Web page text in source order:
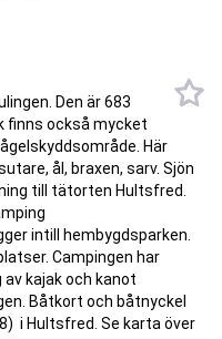
Den är 683
finns också mycket
Här
ål, braxen, sarv. Sjön
till tätorten Hultsfred.
intill hembygdsparken.
Campingen har
kajak och kanot
Båtkort och båtnyckel
i Hultsfred. Se karta över